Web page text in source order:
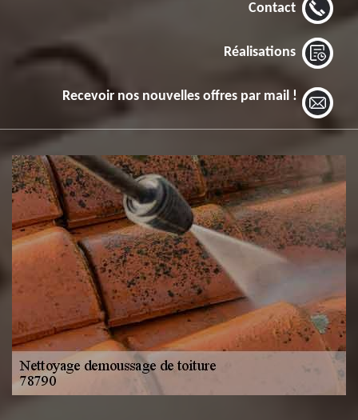
Contact
Réalisations
Recevoir nos nouvelles offres par mail !